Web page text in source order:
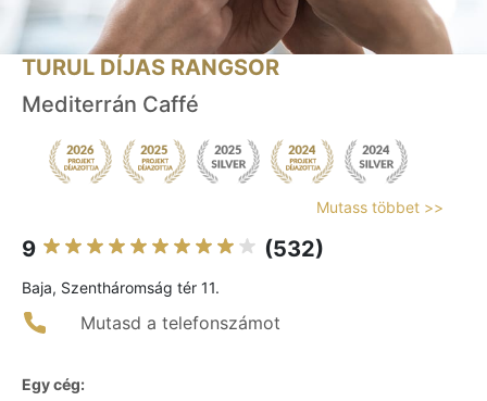
TURUL DÍJAS RANGSOR
Mediterrán Caffé
Mutass többet >>
9 (532)
Baja, Szentháromság tér 11.
Mutasd a telefonszámot
Egy cég: